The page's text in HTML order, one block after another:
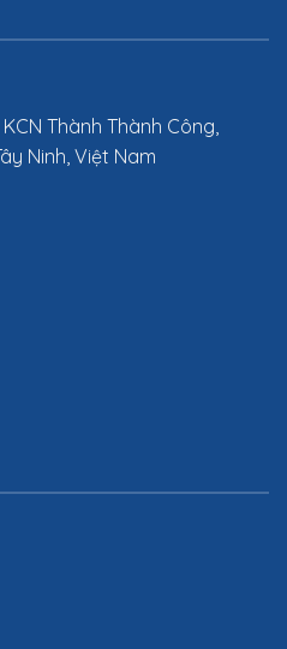
Thành Thành Công,
Ninh, Việt Nam